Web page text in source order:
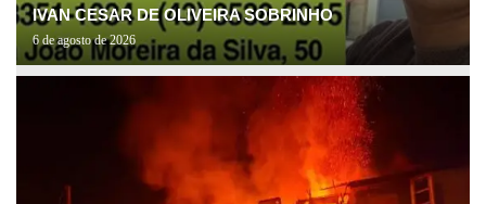
IVAN CESAR DE OLIVEIRA SOBRINHO
6 de agosto de 2026